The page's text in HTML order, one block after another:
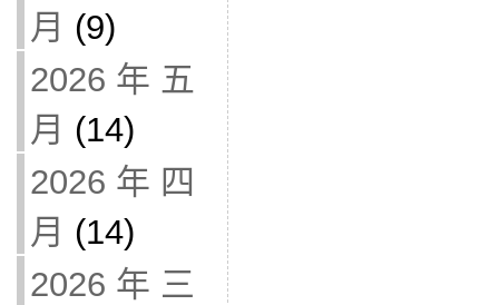
月 (9)
2026 年 五
月 (14)
2026 年 四
月 (14)
2026 年 三